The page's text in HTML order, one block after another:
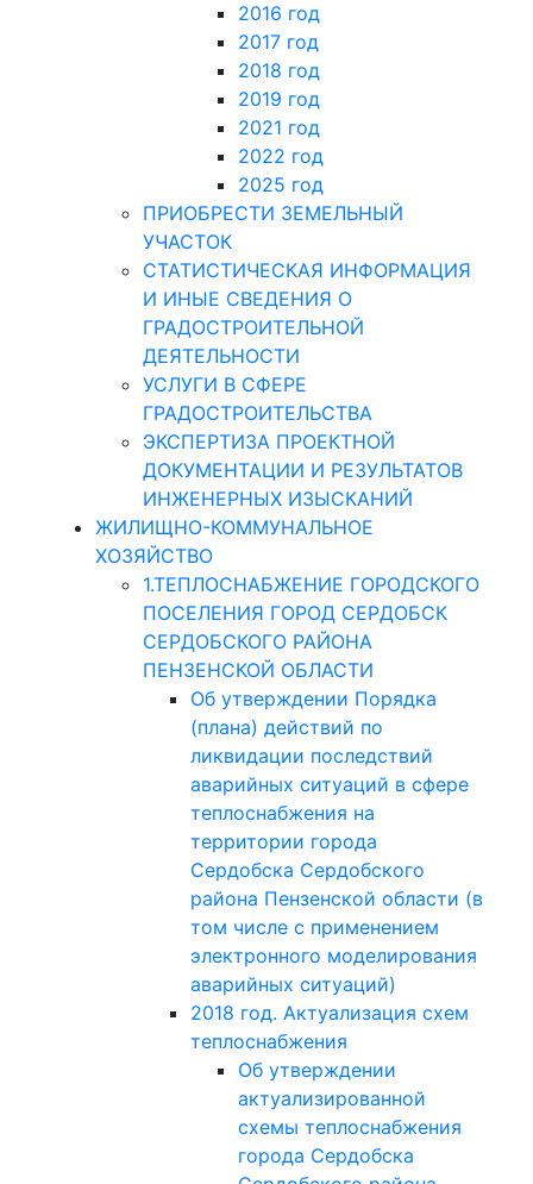
2016 год
2017 год
2018 год
2019 год
2021 год
2022 год
2025 год
ПРИОБРЕСТИ ЗЕМЕЛЬНЫЙ
УЧАСТОК
СТАТИСТИЧЕСКАЯ ИНФОРМАЦИЯ
И ИНЫЕ СВЕДЕНИЯ О
ГРАДОСТРОИТЕЛЬНОЙ
ДЕЯТЕЛЬНОСТИ
УСЛУГИ В СФЕРЕ
ГРАДОСТРОИТЕЛЬСТВА
ЭКСПЕРТИЗА ПРОЕКТНОЙ
ДОКУМЕНТАЦИИ И РЕЗУЛЬТАТОВ
ИНЖЕНЕРНЫХ ИЗЫСКАНИЙ
ЖИЛИЩНО-КОММУНАЛЬНОЕ
ХОЗЯЙСТВО
1.ТЕПЛОСНАБЖЕНИЕ ГОРОДСКОГО
ПОСЕЛЕНИЯ ГОРОД СЕРДОБСК
СЕРДОБСКОГО РАЙОНА
ПЕНЗЕНСКОЙ ОБЛАСТИ
Об утверждении Порядка
(плана) действий по
ликвидации последствий
аварийных ситуаций в сфере
теплоснабжения на
территории города
Сердобска Сердобского
района Пензенской области (в
том числе с применением
электронного моделирования
аварийных ситуаций)
2018 год. Актуализация схем
теплоснабжения
Об утверждении
актуализированной
схемы теплоснабжения
города Сердобска